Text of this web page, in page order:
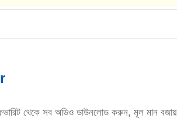
থেকে সব অডিও ডাউনলোড করুন, মূল মান বজায়